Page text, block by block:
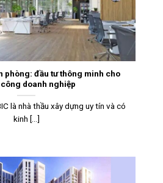
phòng: đầu tư thông minh cho
doanh nghiệp
là nhà thầu xây dựng uy tín và có
kinh [...]